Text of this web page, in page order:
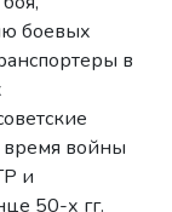
боевых
в
войны
и
50-х гг.